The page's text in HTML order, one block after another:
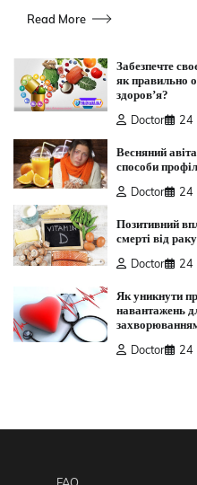
Read More
Забезпечте
як правильно
здоров’я?
Doctor 24
Весняний
способи
Doctor 24
Позитивний
смерті від раку
Doctor 24
Як уникнути
навантажень
Doctor 24